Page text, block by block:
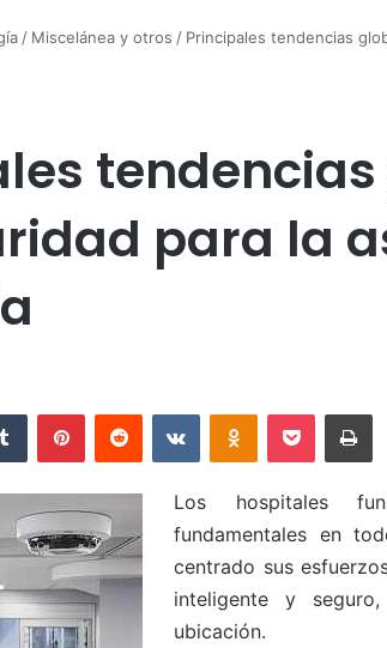
/ Miscelánea y otros / Principales tendencias
para la
Tumblr PinterestReddit VKontakteOdnoklassniki
Pocket
Los hospitales
fundamentales en
centrado sus
inteligente y
ubicación.